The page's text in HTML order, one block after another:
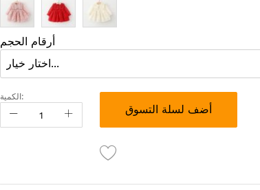
أرقام الحجم
الكمية:
أضف لسلة التسوق